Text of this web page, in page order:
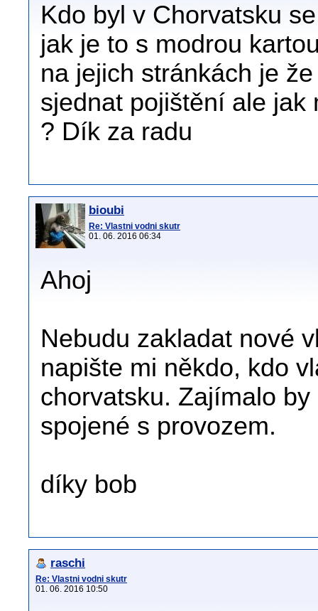
Kdo byl v Chorvatsku
jak je to s modrou
na jejich stránkách je
sjednat pojištění ale jak
? Dík za radu
bioubi
Re: Vlastni vodni skutr
01. 06. 2016 06:34
Ahoj
Nebudu zakladat nové
napište mi někdo, kdo
chorvatsku. Zajímalo
spojené s provozem.
díky bob
raschi
Re: Vlastni vodni skutr
01. 06. 2016 10:50